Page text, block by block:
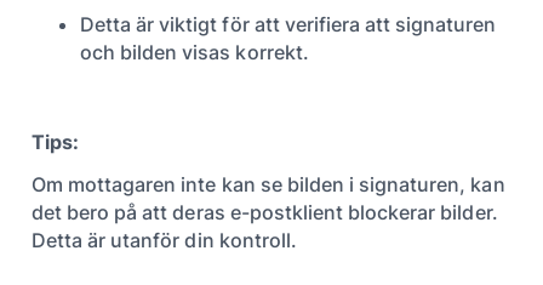
Detta är viktigt för att verifiera att signaturen
och bilden visas korrekt.
Tips:
Om mottagaren inte kan se bilden i signaturen, kan
det bero på att deras e-postklient blockerar bilder.
Detta är utanför din kontroll.